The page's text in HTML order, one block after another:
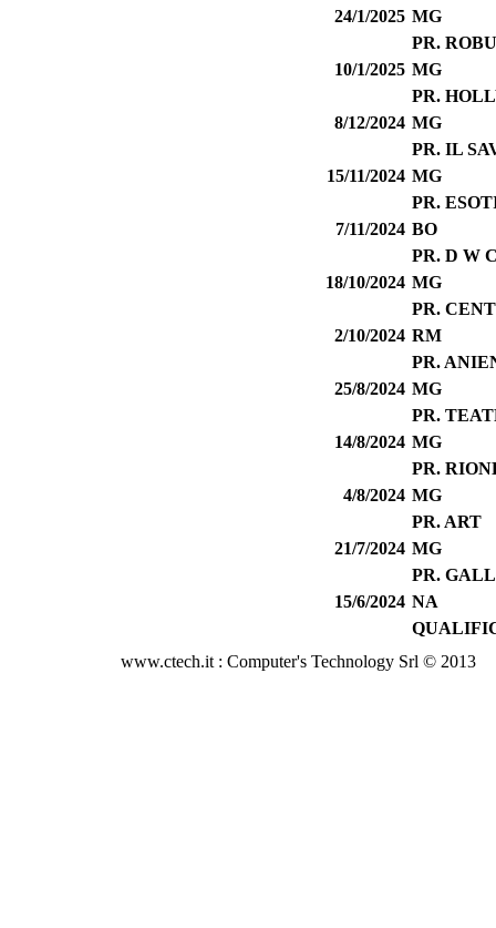
24/1/2025 MG
PR.
10/1/2025 MG
PR.
8/12/2024 MG
PR. IL
15/11/2024 MG
PR.
7/11/2024 BO
PR. D W
18/10/2024 MG
PR.
2/10/2024 RM
PR.
25/8/2024 MG
PR.
14/8/2024 MG
PR.
4/8/2024 MG
PR. ART
21/7/2024 MG
PR.
15/6/2024 NA
www.ctech.it : Computer's Technology Srl © 2013